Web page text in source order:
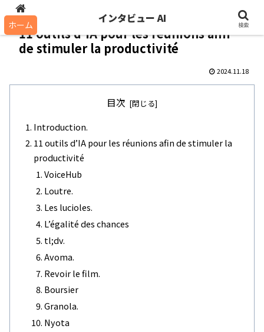
11 outils d’IA pour les réunions afin
de stimuler la productivité
2024.11.18
目次
Introduction.
11 outils d’IA pour les réunions afin de stimuler la
productivité
VoiceHub
Loutre.
Les lucioles.
L’égalité des chances
tl;dv.
Avoma.
Revoir le film.
Boursier
Granola.
Nyota
ホーム
インタビュー AI
検索